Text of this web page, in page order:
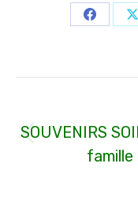
article
SOUVENIRS
famille